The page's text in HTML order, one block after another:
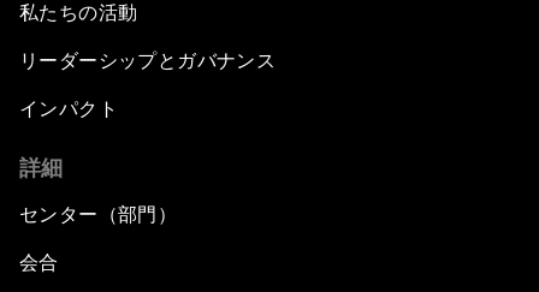
私たちの活動
リーダーシップとガバナンス
インパクト
詳細
センター（部門）
会合